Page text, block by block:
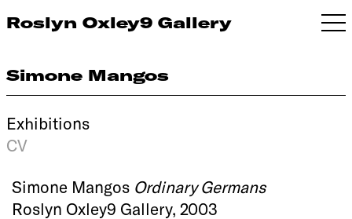
Roslyn Oxley9 Gallery
Simone Mangos
Exhibitions
CV
Simone Mangos Ordinary Germans
Roslyn Oxley9 Gallery, 2003